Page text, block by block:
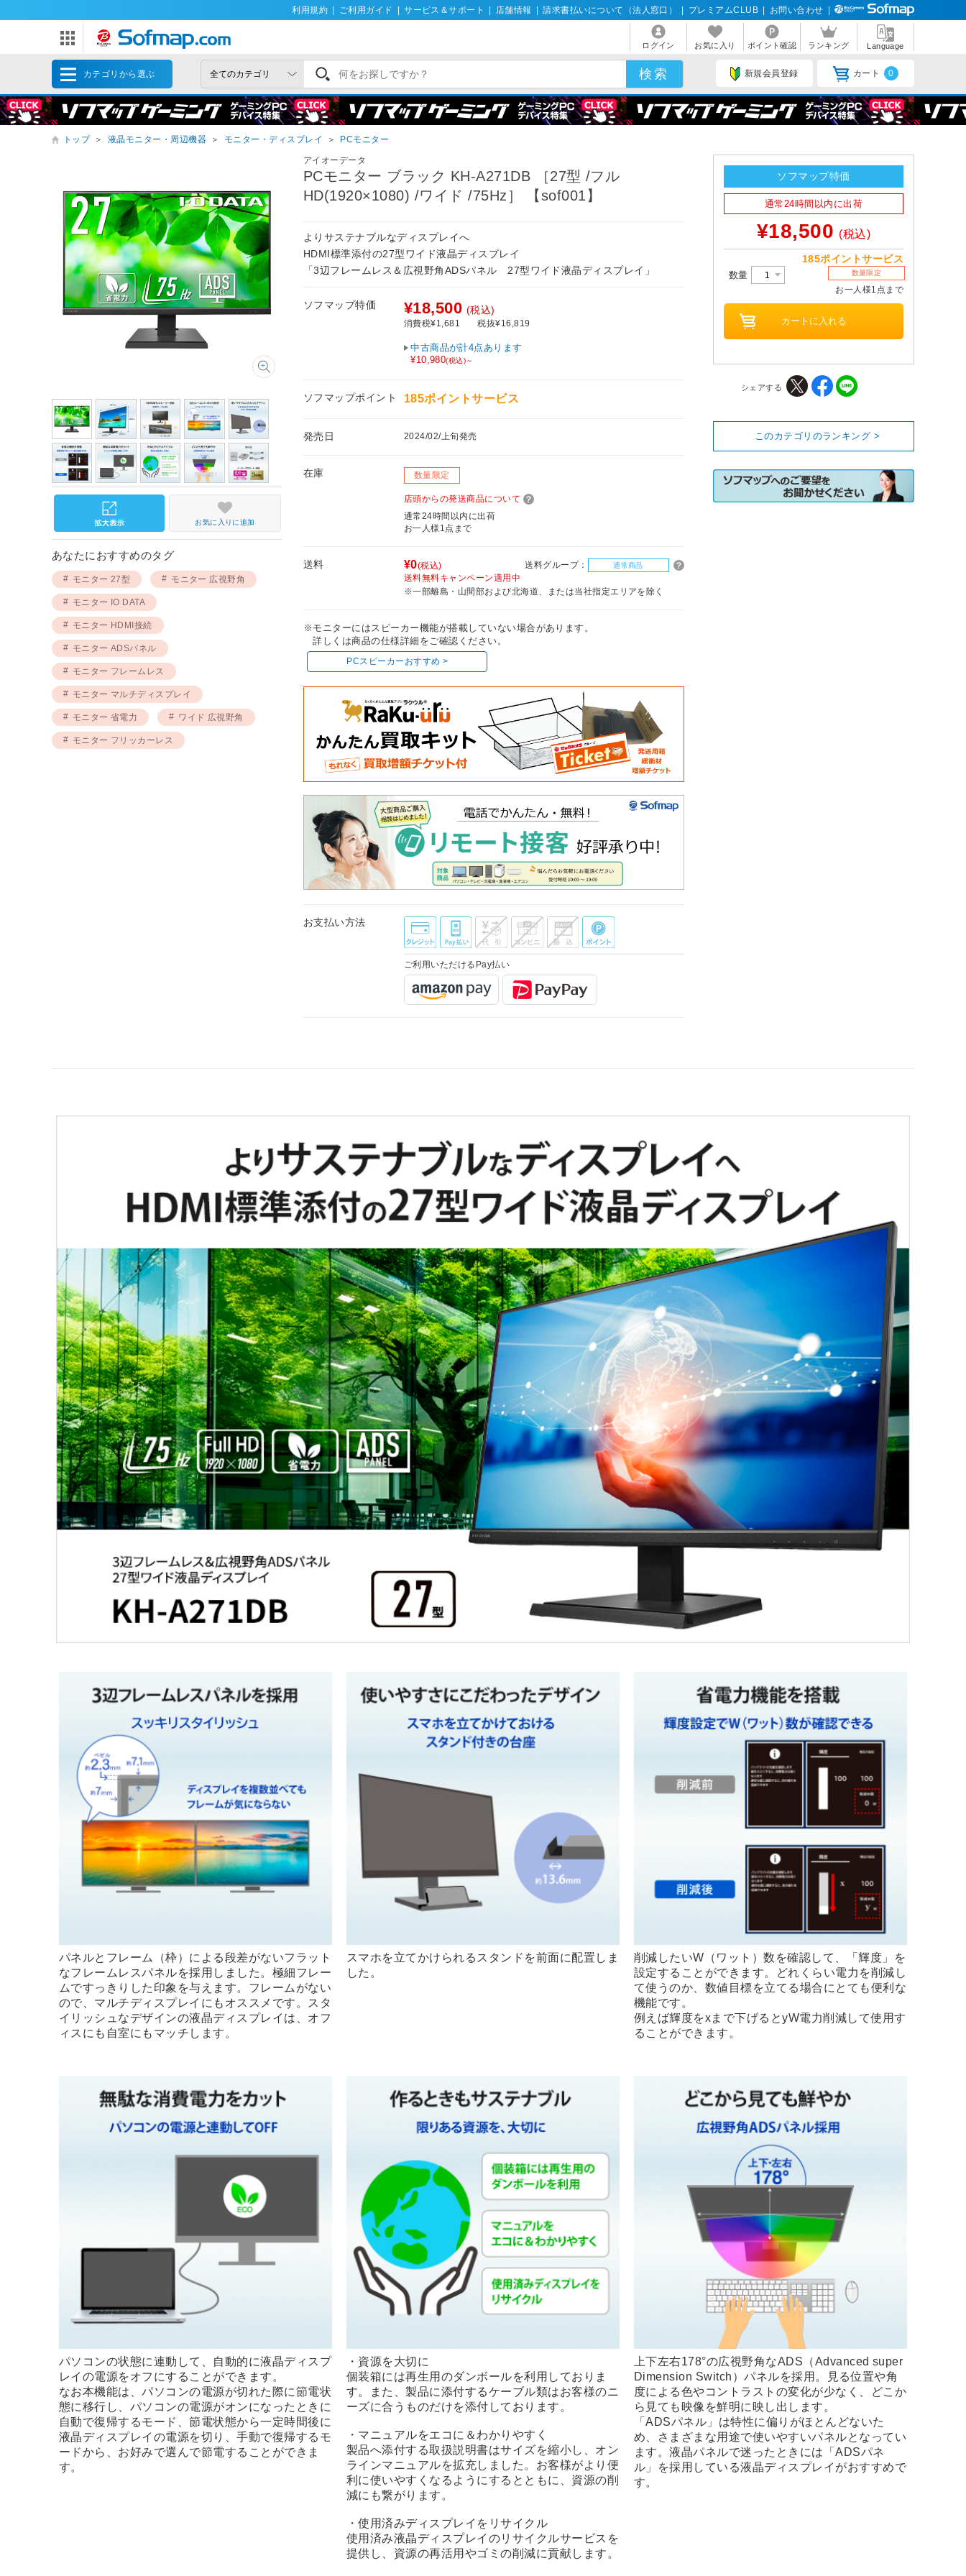
利用規約 ご利用ガイド サービス＆サポート 店舗情報 請求書払いについて（法人窓口） プレミアムCLUB お問い合わせ
ログイン お気に入り ポイント確認 ランキング Language
カテゴリから選ぶ 新規会員登録 カート 0
トップ ＞ 液晶モニター・周辺機器 ＞ モニター・ディスプレイ ＞ PCモニター
アイオーデータ
PCモニター ブラック KH-A271DB ［27型 /フル
HD(1920×1080) /ワイド /75Hz］ 【sof001】
よりサステナブルなディスプレイへ
HDMI標準添付の27型ワイド液晶ディスプレイ
「3辺フレームレス＆広視野角ADSパネル 27型ワイド液晶ディスプレイ」
ソフマップ特価 ¥18,500 (税込)
消費税¥1,681 税抜¥16,819
中古商品が計4点あります
¥10,980(税込)～
ソフマップポイント 185ポイントサービス
発売日 2024/02/上旬発売
在庫 数量限定
店頭からの発送商品について
通常24時間以内に出荷
お一人様1点まで
送料 ¥0(税込) 送料グループ： 通常商品
送料無料キャンペーン適用中
※一部離島・山間部および北海道、または当社指定エリアを除く
※モニターにはスピーカー機能が搭載していない場合があります。
詳しくは商品の仕様詳細をご確認ください。
PCスピーカーおすすめ >
お支払い方法
ご利用いただけるPay払い
お気に入りに追加
あなたにおすすめのタグ
モニター 27型 モニター 広視野角
モニター IO DATA
モニター HDMI接続
モニター ADSパネル
モニター フレームレス
モニター マルチディスプレイ
モニター 省電力 ワイド 広視野角
モニター フリッカーレス
ソフマップ特価
通常24時間以内に出荷
¥18,500 (税込)
185ポイントサービス
数量 数量限定
お一人様1点まで
シェアする
このカテゴリのランキング >
パネルとフレーム（枠）による段差がないフラット
なフレームレスパネルを採用しました。極細フレー
ムですっきりした印象を与えます。フレームがない
ので、マルチディスプレイにもオススメです。スタ
イリッシュなデザインの液晶ディスプレイは、オフ
ィスにも自室にもマッチします。
スマホを立てかけられるスタンドを前面に配置しま
した。
削減したいW（ワット）数を確認して、「輝度」を
設定することができます。どれくらい電力を削減し
て使うのか、数値目標を立てる場合にとても便利な
機能です。
例えば輝度をxまで下げるとyW電力削減して使用す
ることができます。
パソコンの状態に連動して、自動的に液晶ディスプ
レイの電源をオフにすることができます。
なお本機能は、パソコンの電源が切れた際に節電状
態に移行し、パソコンの電源がオンになったときに
自動で復帰するモード、節電状態から一定時間後に
液晶ディスプレイの電源を切り、手動で復帰するモ
ードから、お好みで選んで節電することができま
す。
・資源を大切に
個装箱には再生用のダンボールを利用しておりま
す。また、製品に添付するケーブル類はお客様のニ
ーズに合うものだけを添付しております。
・マニュアルをエコに＆わかりやすく
製品へ添付する取扱説明書はサイズを縮小し、オン
ラインマニュアルを拡充しました。お客様がより便
利に使いやすくなるようにするとともに、資源の削
減にも繋がります。
・使用済みディスプレイをリサイクル
使用済み液晶ディスプレイのリサイクルサービスを
提供し、資源の再活用やゴミの削減に貢献します。
上下左右178°の広視野角なADS（Advanced super
Dimension Switch）パネルを採用。見る位置や角
度による色やコントラストの変化が少なく、どこか
ら見ても映像を鮮明に映し出します。
「ADSパネル」は特性に偏りがほとんどないた
め、さまざまな用途で使いやすいパネルとなってい
ます。液晶パネルで迷ったときには「ADSパネ
ル」を採用している液晶ディスプレイがおすすめで
す。